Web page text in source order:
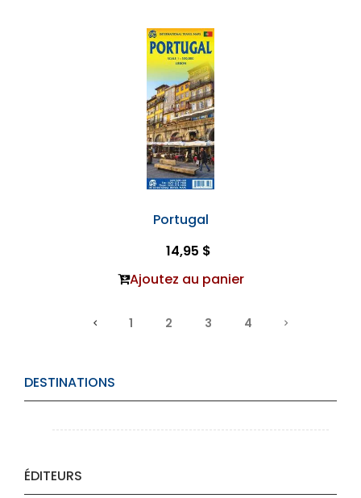
DESTINATIONS
ÉDITEURS
Portugal
14,95 $
Ajoutez au panier
1 2 3 4